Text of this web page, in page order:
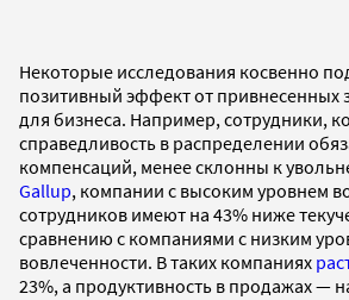
Некоторые исследования косвенно
позитивный эффект от привнесенных
для бизнеса. Например, сотрудники,
справедливость в распределении
компенсаций, менее склонны к
Gallup, компании с высоким уровнем
сотрудников имеют на 43% ниже
сравнению с компаниями с низким
вовлеченности. В таких компаниях
23%, а продуктивность в продажах —